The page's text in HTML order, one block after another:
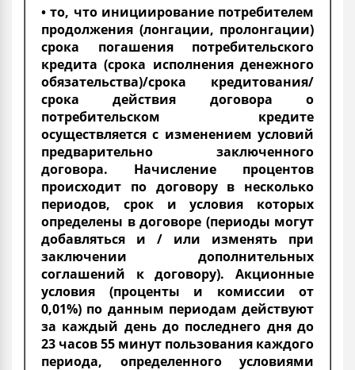
• то, что инициирование потребителем
продолжения (лонгации, пролонгации)
срока погашения потребительского
кредита (срока исполнения денежного
обязательства)/срока кредитования/
срока действия договора о
потребительском кредите
осуществляется с изменением условий
предварительно заключенного
договора. Начисление процентов
происходит по договору в несколько
периодов, срок и условия которых
определены в договоре (периоды могут
добавляться и / или изменять при
заключении дополнительных
соглашений к договору). Акционные
условия (проценты и комиссии от
0,01%) по данным периодам действуют
за каждый день до последнего дня до
23 часов 55 минут пользования каждого
периода, определенного условиями